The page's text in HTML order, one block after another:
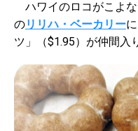
ハワイのロコがこよ
のリリハ・ベーカリー
ツ」（$1.95）が仲間入